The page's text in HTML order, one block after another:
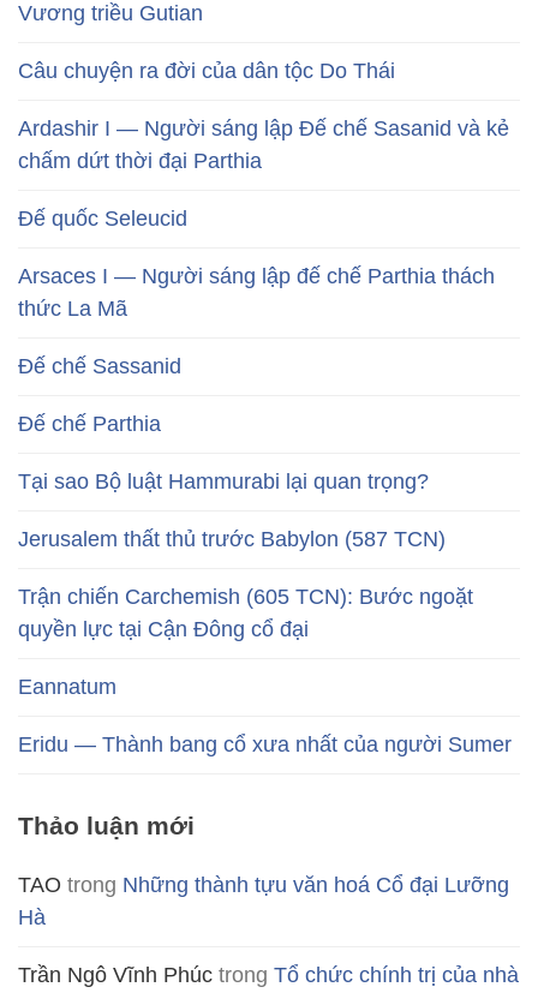
Vương triều Gutian
Câu chuyện ra đời của dân tộc Do Thái
Ardashir I — Người sáng lập Đế chế Sasanid và kẻ
chấm dứt thời đại Parthia
Đế quốc Seleucid
Arsaces I — Người sáng lập đế chế Parthia thách
thức La Mã
Đế chế Sassanid
Đế chế Parthia
Tại sao Bộ luật Hammurabi lại quan trọng?
Jerusalem thất thủ trước Babylon (587 TCN)
Trận chiến Carchemish (605 TCN): Bước ngoặt
quyền lực tại Cận Đông cổ đại
Eannatum
Eridu — Thành bang cổ xưa nhất của người Sumer
Thảo luận mới
TAO trong Những thành tựu văn hoá Cổ đại Lưỡng
Hà
Trần Ngô Vĩnh Phúc trong Tổ chức chính trị của nhà